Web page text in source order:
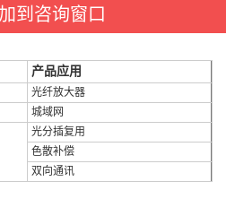
到咨询窗口
产品应用
光纤放大器
城域网
光分插复用
色散补偿
双向通讯